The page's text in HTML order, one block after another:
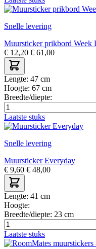
Snelle levering
Muursticker prikbord Week
€ 12,20 € 61,00
Lengte: 47 cm
Hoogte: 67 cm
Breedte/diepte:
Laatste stuks
Snelle levering
Muursticker Everyday
€ 9,60 € 48,00
Lengte: 41 cm
Hoogte:
Breedte/diepte: 23 cm
Laatste stuks